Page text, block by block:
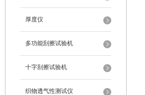
厚度仪
多功能刮擦试验机
十字刮擦试验机
织物透气性测试仪